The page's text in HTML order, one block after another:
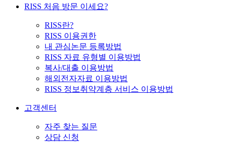
RISS 처음 방문 이세요?
RISS란?
RISS 이용권한
내 관심논문 등록방법
RISS 자료 유형별 이용방법
복사/대출 이용방법
해외전자자료 이용방법
RISS 정보취약계층 서비스 이용방법
고객센터
자주 찾는 질문
상담 신청